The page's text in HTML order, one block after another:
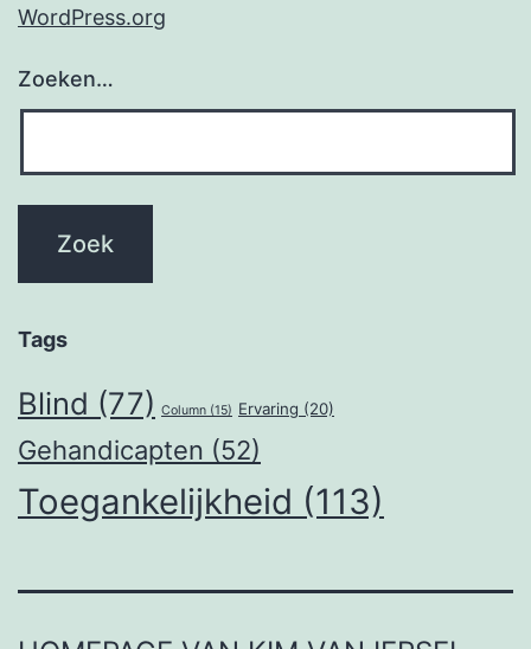
WordPress.org
Zoeken…
Tags
Blind (77) Column (15) Ervaring (20)
Gehandicapten (52)
Toegankelijkheid (113)